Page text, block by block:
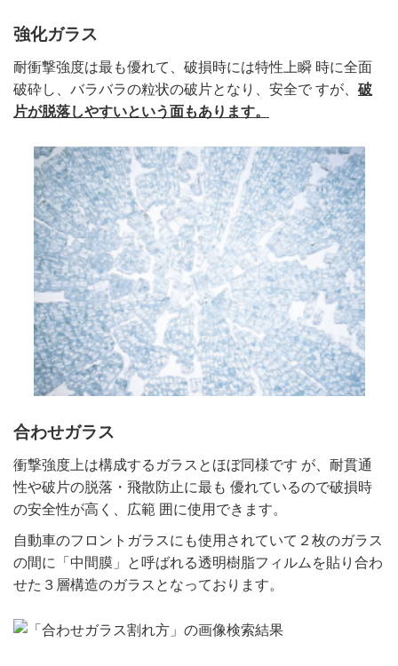
強化ガラス
耐衝撃強度は最も優れて、破損時には特性上瞬 時に全面
破砕し、バラバラの粒状の破片となり、安全で すが、 破
片が脱落しやすいという面もあります。
合わせガラス
衝撃強度上は構成するガラスとほぼ同様です が、耐貫通
性や破片の脱落・飛散防止に最も 優れているので破損時
の安全性が高く、広範 囲に使用できます。
自動車のフロントガラスにも使用されていて２枚のガラス
の間に「中間膜」と呼ばれる透明樹脂フィルムを貼り合わ
せた３層構造のガラスとなっております。